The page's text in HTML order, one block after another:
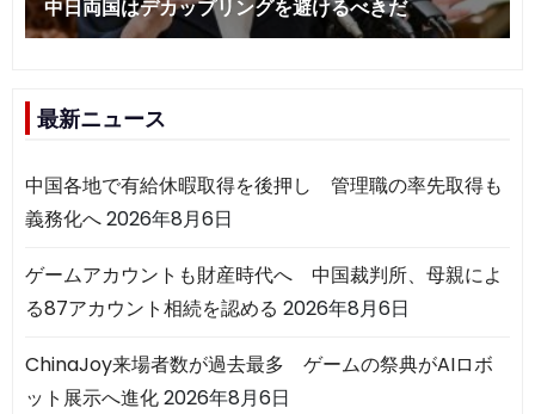
最新ニュース
中国各地で有給休暇取得を後押し 管理職の率先取得も
義務化へ2026年8月6日
ゲームアカウントも財産時代へ 中国裁判所、母親によ
る87アカウント相続を認める 2026年8月6日
ChinaJoy来場者数が過去最多 ゲームの祭典がAIロボ
ット展示へ進化2026年8月6日